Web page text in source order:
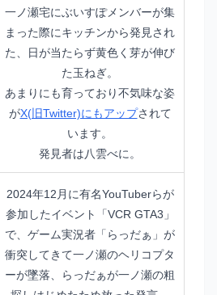
一ノ瀬宅にぶいすぽメンバーが集
まった際にキッチンから発見され
た、日が当たらず黄色く芽が伸び
た玉ねぎ。
あまりにも育っており不気味な姿
がX(旧Twitter)にもアップされて
います。
発見者は八雲べに。
2024年12月に有名YouTuberらが
参加したイベント「VCR GTA3」
で、ゲーム実況者「らっだぁ」が
衝突してきて一ノ瀬のヘリコプタ
ーが墜落、らっだぁが一ノ瀬の粗